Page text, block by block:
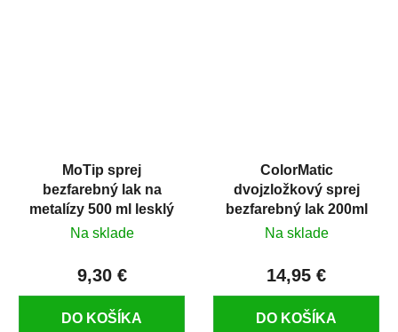
MoTip sprej
bezfarebný lak na
metalízy 500 ml lesklý
Na sklade
9,30 €
DO KOŠÍKA
ColorMatic
dvojzložkový sprej
bezfarebný lak 200ml
Na sklade
14,95 €
DO KOŠÍKA